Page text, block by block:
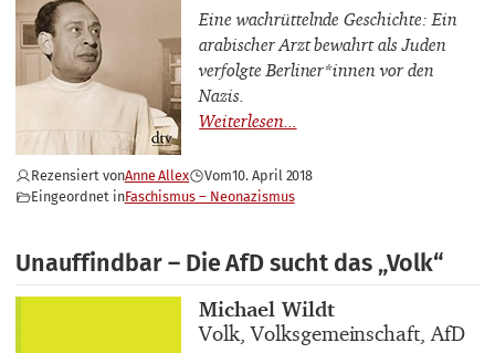
Eine wachrüttelnde Geschichte: Ein
arabischer Arzt bewahrt als Juden
verfolgte Berliner*innen vor den
Nazis.
Rezensiert vonAnne Allex Vom10. April 2018
Eingeordnet inFaschismus – Neonazismus
Unauffindbar – Die AfD sucht das „Volk“
Buchautor_innen
Michael Wildt
Buchtitel
Volk, Volksgemeinschaft, AfD